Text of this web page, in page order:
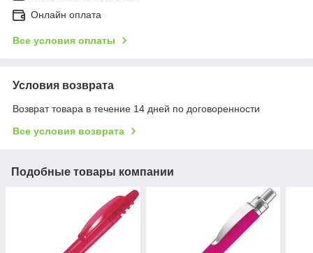
Онлайн оплата
Все условия оплаты
Условия возврата
Возврат товара в течение 14 дней по договоренности
Все условия возврата
Подобные товары компании